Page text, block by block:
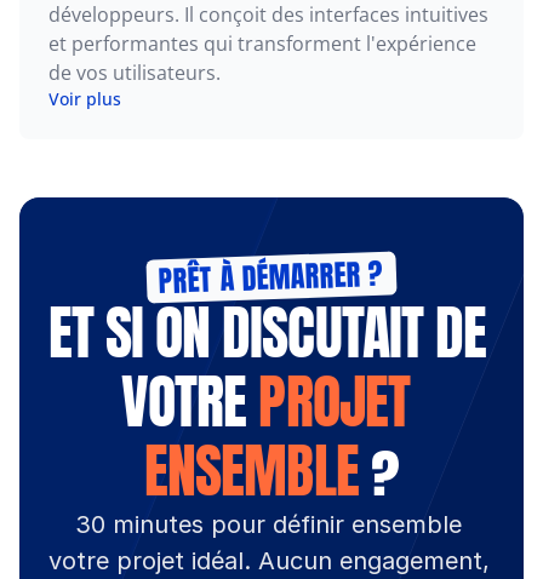
développeurs. Il conçoit des interfaces intuitives
et performantes qui transforment l'expérience
de vos utilisateurs.
Voir plus
PRÊT À DÉMARRER ?
ET SI ON DISCUTAIT DE
VOTRE PROJET
ENSEMBLE ?
30 minutes pour définir ensemble
votre projet idéal. Aucun engagement,